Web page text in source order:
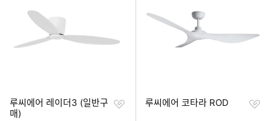
루씨에어 레이더3 (일반구
매)
찜
위
루씨에어 코타라 ROD
찜